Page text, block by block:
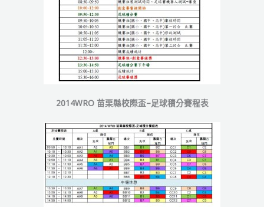
2014WRO 苗栗縣校際盃–足球積分賽程表